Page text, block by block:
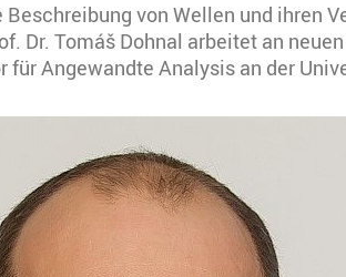
von Wellen und ihren
Dr. Tomáš Dohnal arbeitet an
Angewandte Analysis an der